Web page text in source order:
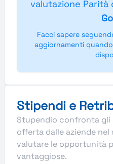
valutazione Parità
Facci sapere
aggiornamenti
Stipendi e
Stupendio confronta gli
offerta dalle aziende
valutare le opportunità
vantaggiose.